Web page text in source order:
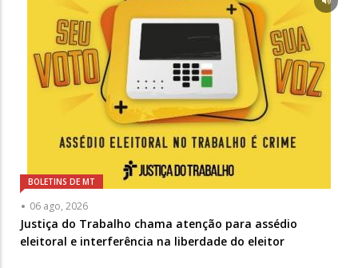
BOLETINS DE MT
06 ago, 2026
Justiça do Trabalho chama atenção para assédio
eleitoral e interferência na liberdade do eleitor